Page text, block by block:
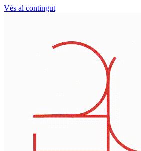
Vés al contingut